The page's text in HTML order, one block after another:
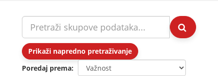
Prikaži napredno pretraživanje
Poredaj prema